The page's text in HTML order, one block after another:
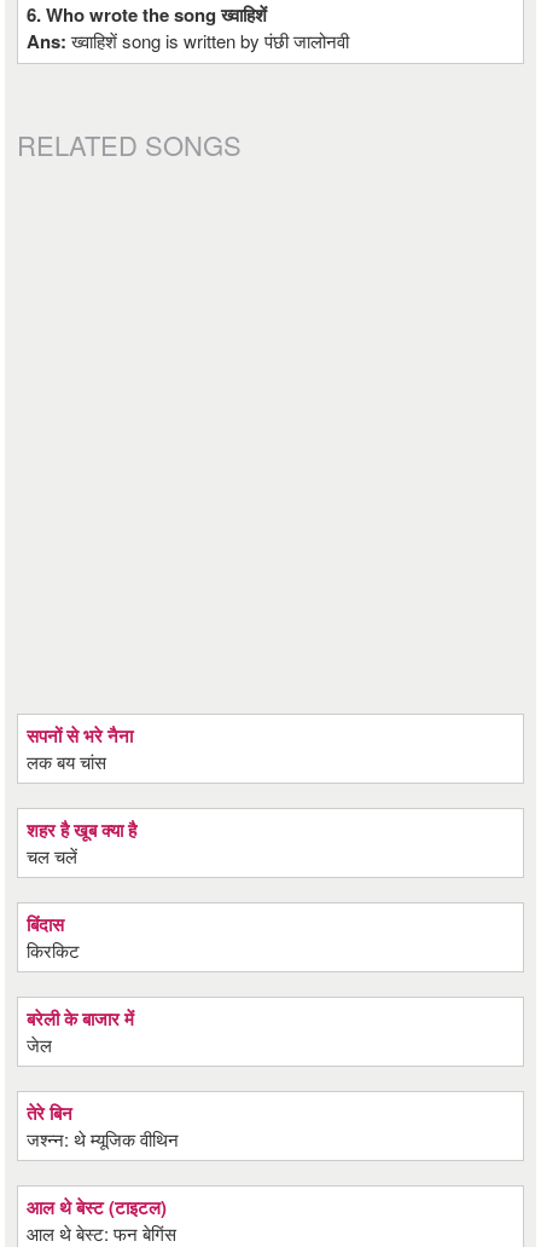
6. Who wrote the song ख्वाहिशें
Ans:ख्वाहिशें song is written by पंछी जालोनवी
RELATED SONGS
सपनों से भरे नैना
लक बय चांस
शहर है खूब क्या है
चल चलें
बिंदास
किरकिट
बरेली के बाजार में
जेल
तेरे बिन
जश्न्न: थे म्यूजिक वीथिन
आल थे बेस्ट (टाइटल)
आल थे बेस्ट: फन बेगिंस